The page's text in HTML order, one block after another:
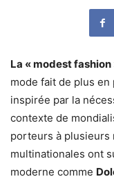
La « modest fashion
mode fait de plus en
inspirée par la
contexte de
porteurs à plusieurs
multinationales ont
moderne comme